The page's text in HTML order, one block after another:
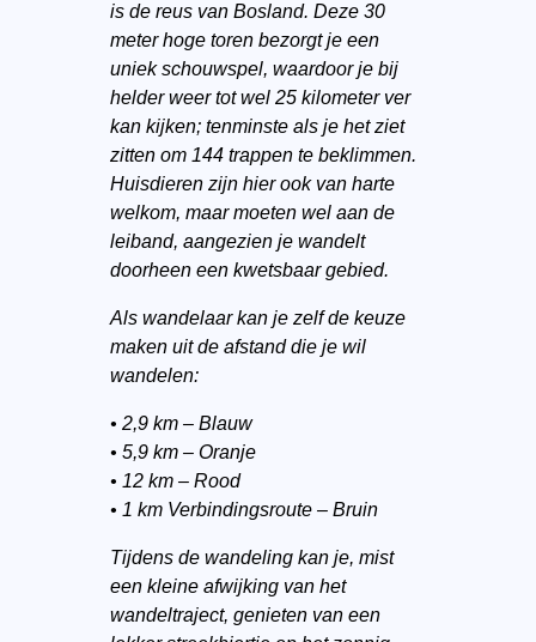
is de reus van Bosland. Deze 30
meter hoge toren bezorgt je een
uniek schouwspel, waardoor je bij
helder weer tot wel 25 kilometer ver
kan kijken; tenminste als je het ziet
zitten om 144 trappen te beklimmen.
Huisdieren zijn hier ook van harte
welkom, maar moeten wel aan de
leiband, aangezien je wandelt
doorheen een kwetsbaar gebied.
Als wandelaar kan je zelf de keuze
maken uit de afstand die je wil
wandelen:
• 2,9 km – Blauw
• 5,9 km – Oranje
• 12 km – Rood
• 1 km Verbindingsroute – Bruin
Tijdens de wandeling kan je, mist
een kleine afwijking van het
wandeltraject, genieten van een